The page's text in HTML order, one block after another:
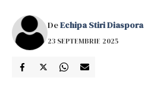
DeEchipa Stiri Diaspora
23 SEPTEMBRIE 2025